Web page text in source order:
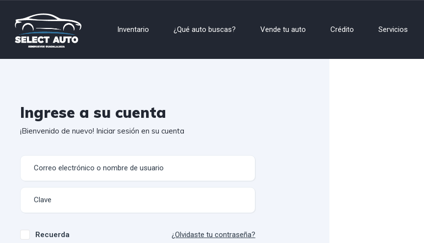
Inventario ¿Qué auto buscas? Vende tu auto Crédito Servicios
Ingrese a su cuenta
¡Bienvenido de nuevo! Iniciar sesión en su cuenta
Recuerda ¿Olvidaste tu contraseña?